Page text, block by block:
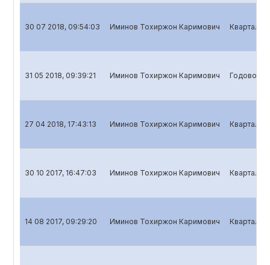
30 07 2018, 09:54:03 Иминов Тохиржон Каримович
31 05 2018, 09:39:21 Иминов Тохиржон Каримович Годовой
27 04 2018, 17:43:13 Иминов Тохиржон Каримович
30 10 2017, 16:47:03 Иминов Тохиржон Каримович
14 08 2017, 09:29:20 Иминов Тохиржон Каримович